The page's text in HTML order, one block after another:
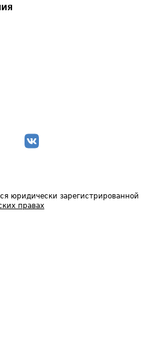
юридически зарегистрированной
правах